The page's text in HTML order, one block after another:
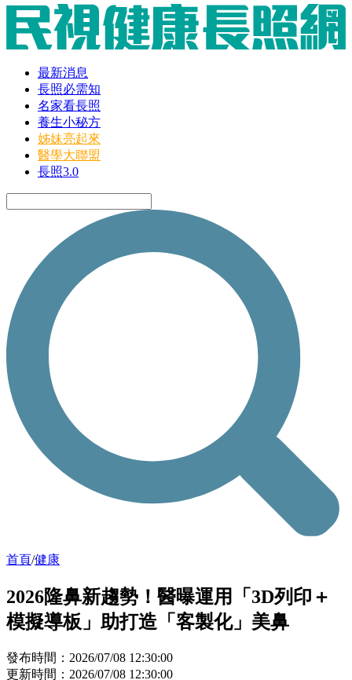
最新消息
長照必需知
名家看長照
養生小秘方
姊妹亮起來
醫學大聯盟
長照3.0
首頁/健康
2026隆鼻新趨勢！醫曝運用「3D列印＋
模擬導板」助打造「客製化」美鼻
發布時間：2026/07/08 12:30:00
更新時間：2026/07/08 12:30:00